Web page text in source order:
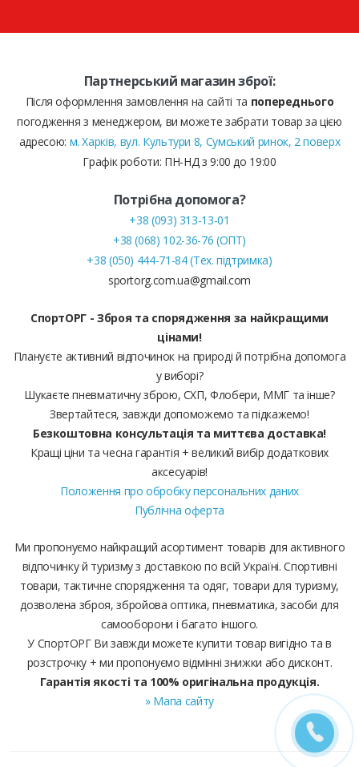
Партнерський магазин зброї:
Після оформлення замовлення на сайті та попереднього
погодження з менеджером, ви можете забрати товар за цією
адресою: м. Харків, вул. Культури 8, Сумський ринок, 2 поверх
Графік роботи: ПН-НД з 9:00 до 19:00
Потрібна допомога?
+38 (093) 313-13-01
+38 (068) 102-36-76 (ОПТ)
+38 (050) 444-71-84 (Тех. підтримка)
sportorg.com.ua@gmail.com
СпортОРГ - Зброя та спорядження за найкращими
цінами!
Плануєте активний відпочинок на природі й потрібна допомога
у виборі?
Шукаєте пневматичну зброю, СХП, Флобери, ММГ та інше?
Звертайтеся, завжди допоможемо та підкажемо!
Безкоштовна консультація та миттєва доставка!
Кращі ціни та чесна гарантія + великий вибір додаткових
аксесуарів!
Положення про обробку персональних даних
Публічна оферта
Ми пропонуємо найкращий асортимент товарів для активного
відпочинку й туризму з доставкою по всій Україні. Спортивні
товари, тактичне спорядження та одяг, товари для туризму,
дозволена зброя, збройова оптика, пневматика, засоби для
самооборони і багато іншого.
У СпортОРГ Ви завжди можете купити товар вигідно та в
розстрочку + ми пропонуємо відмінні знижки або дисконт.
Гарантія якості та 100% оригінальна продукція.
» Мапа сайту